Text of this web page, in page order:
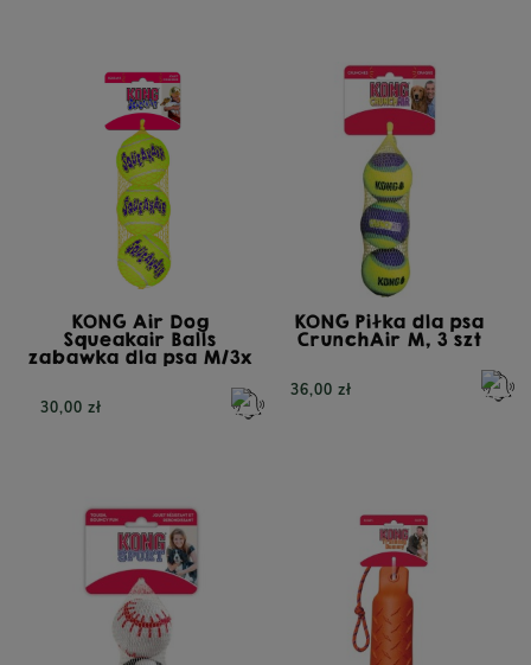
KONG Air Dog
Squeakair Balls
zabawka dla psa M/3x
30,00 zł
KONG Piłka dla psa
CrunchAir M, 3 szt
36,00 zł